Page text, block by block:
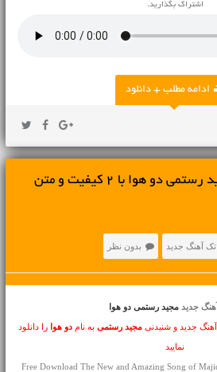
اشتراک بگذارید.
ادامه مطلب + دانلود
دانلود آهنگ جديد مجید رستمی دو هوا با 2 کیفیت و متن
تک آهنگ جدید بدون نظر
جدید مجید رستمی دو هوا
جدید و شنیدنی مجید رستمیبه نام دو هوا را دانلود
نمایید
Free Download The New and Amazing Song of